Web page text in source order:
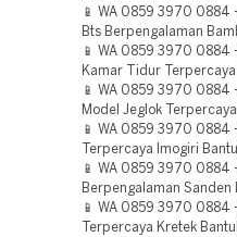
📱 WA 0859 3970 0884
Bts Berpengalaman
📱 WA 0859 3970 0884
Kamar Tidur Terpercaya
📱 WA 0859 3970 0884
Model Jeglok
📱 WA 0859 3970 0884
Terpercaya Imogiri Bantul
📱 WA 0859 3970 0884
Berpengalaman Sanden
📱 WA 0859 3970 0884
Terpercaya Kretek Bantul